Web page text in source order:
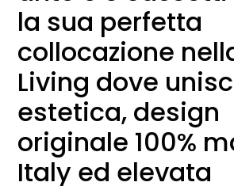
la sua perfetta
collocazione
Living dove
estetica, design
originale 100%
Italy ed elevata